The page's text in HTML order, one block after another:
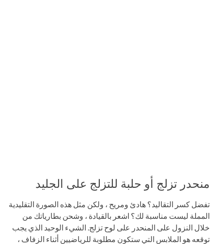
منحدر تزلج أو حلبة للتزلج على الجليد
تفضل كسر التقاليد؟ هادئ ومريح ، ولكن مثل هذه الصورة التقليدية
المملة ليست مناسبة لك؟ اشعر بالقيادة ، وشحن بطارياتك من
خلال النزول على المنحدر على لوح تزلج. الشيء الوحيد الذي يجب
توقعه هو الملابس التي ستكون مطلوبة للرياضيين أثناء الزفاف ،